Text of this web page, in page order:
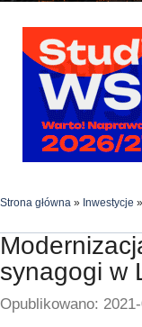
Strona główna » Inwestycje »
synagogi w
Opublikowano: